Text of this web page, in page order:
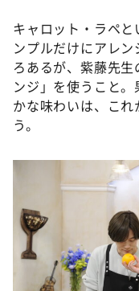
キャロット・ラペ
ンプルだけにアレ
ろあるが、紫藤先
ンジ」を使うこと
かな味わいは、こ
う。